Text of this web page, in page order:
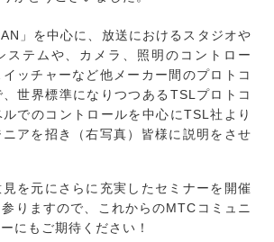
」を中心に、放送におけるスタジオや
ステムや、カメラ、照明のコントロー
ッチャーなど他メーカー間のプロトコ
世界標準になりつつあるTSLプロトコ
でのコントロールを中心にTSL社より
アを招き（右写真）皆様に説明をさせ
を元にさらに充実したセミナーを開催
りますので、これからのMTCコミュニ
にもご期待ください！